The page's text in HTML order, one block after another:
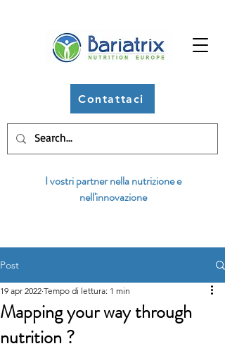
Contattaci
I vostri partner nella nutrizione e
nell'innovazione
Post
Mapping your way through
nutrition ?
19 apr 2022 Tempo di lettura: 1 min